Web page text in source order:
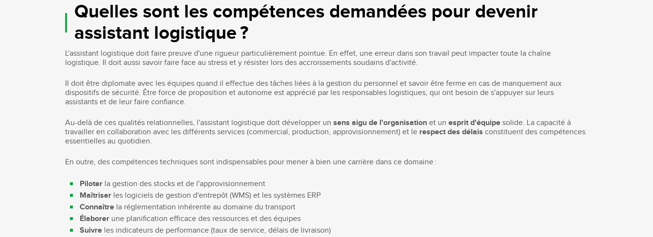
Quelles sont les compétences demandées pour devenir
assistant logistique ?
L'assistant logistique doit faire preuve d'une rigueur particulièrement pointue. En effet, une erreur dans son travail peut impacter toute la chaîne
logistique. Il doit aussi savoir faire face au stress et y résister lors des accroissements soudains d'activité.
Il doit être diplomate avec les équipes quand il effectue des tâches liées à la gestion du personnel et savoir être ferme en cas de manquement aux
dispositifs de sécurité. Être force de proposition et autonome est apprécié par les responsables logistiques, qui ont besoin de s'appuyer sur leurs
assistants et de leur faire confiance.
Au-delà de ces qualités relationnelles, l'assistant logistique doit développer unsens aigu de l'organisation et unesprit d'équipe solide. La capacité à
travailler en collaboration avec les différents services (commercial, production, approvisionnement) et le respect des délais constituent des compétences
essentielles au quotidien.
En outre, des compétences techniques sont indispensables pour mener à bien une carrière dans ce domaine :
Piloter la gestion des stocks et de l'approvisionnement
Maîtriser les logiciels de gestion d'entrepôt (WMS) et les systèmes ERP
Connaître la réglementation inhérente au domaine du transport
Élaborer une planification efficace des ressources et des équipes
Suivre les indicateurs de performance (taux de service, délais de livraison)